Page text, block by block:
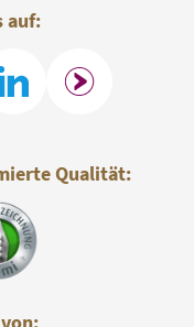
auf:
Qualität: